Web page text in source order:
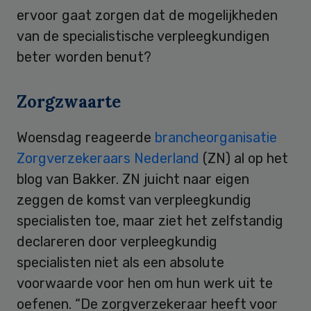
ervoor gaat zorgen dat de mogelijkheden
van de specialistische verpleegkundigen
beter worden benut?
Zorgzwaarte
Woensdag reageerde brancheorganisatie
Zorgverzekeraars Nederland (ZN) al op het
blog van Bakker. ZN juicht naar eigen
zeggen de komst van verpleegkundig
specialisten toe, maar ziet het zelfstandig
declareren door verpleegkundig
specialisten niet als een absolute
voorwaarde voor hen om hun werk uit te
oefenen. “De zorgverzekeraar heeft voor